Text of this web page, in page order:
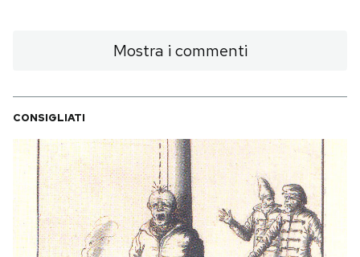
Mostra i commenti
CONSIGLIATI